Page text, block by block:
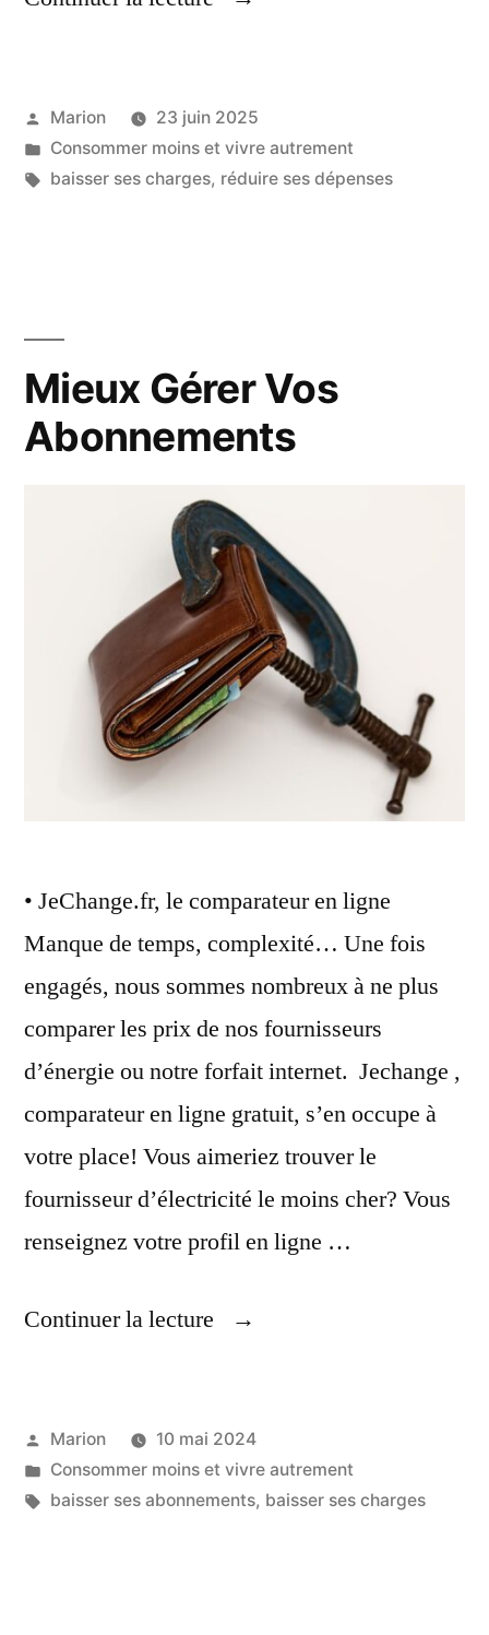
Publié
par
Marion
23 juin 2025
Publié
dans
Consommer moins et vivre autrement
Étiquettes :
baisser ses charges, réduire ses dépenses
Mieux Gérer Vos
Abonnements
• JeChange.fr, le comparateur en ligne
Manque de temps, complexité… Une fois
engagés, nous sommes nombreux à ne plus
comparer les prix de nos fournisseurs
d’énergie ou notre forfait internet. Jechange ,
comparateur en ligne gratuit, s’en occupe à
votre place! Vous aimeriez trouver le
fournisseur d’électricité le moins cher? Vous
renseignez votre profil en ligne …
Continuer la lecture
« Mieux
Abonnements »
Publié
par
Marion
10 mai 2024
Publié
dans
Consommer moins et vivre autrement
Étiquettes :
baisser ses abonnements, baisser ses charges